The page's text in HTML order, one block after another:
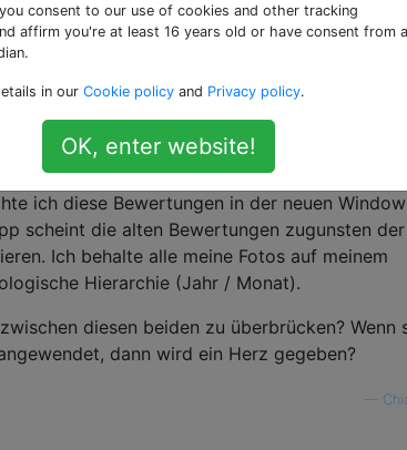
Bewertungen der Fotos verwenden, die ich
werden anscheinend in die Dateimetadaten
von Windows Explorer
ich diese Bewertungen in der neuen
scheint die alten Bewertungen zugunsten der
Ich behalte alle meine Fotos auf meinem
Hierarchie (Jahr / Monat).
diesen beiden zu überbrücken? Wenn
dann wird ein Herz gegeben?
consent to our use of cookies and other tracking
affirm you're at least 16 years old or have consent from a
in our Cookie policy and Privacy policy.
OK, enter website!